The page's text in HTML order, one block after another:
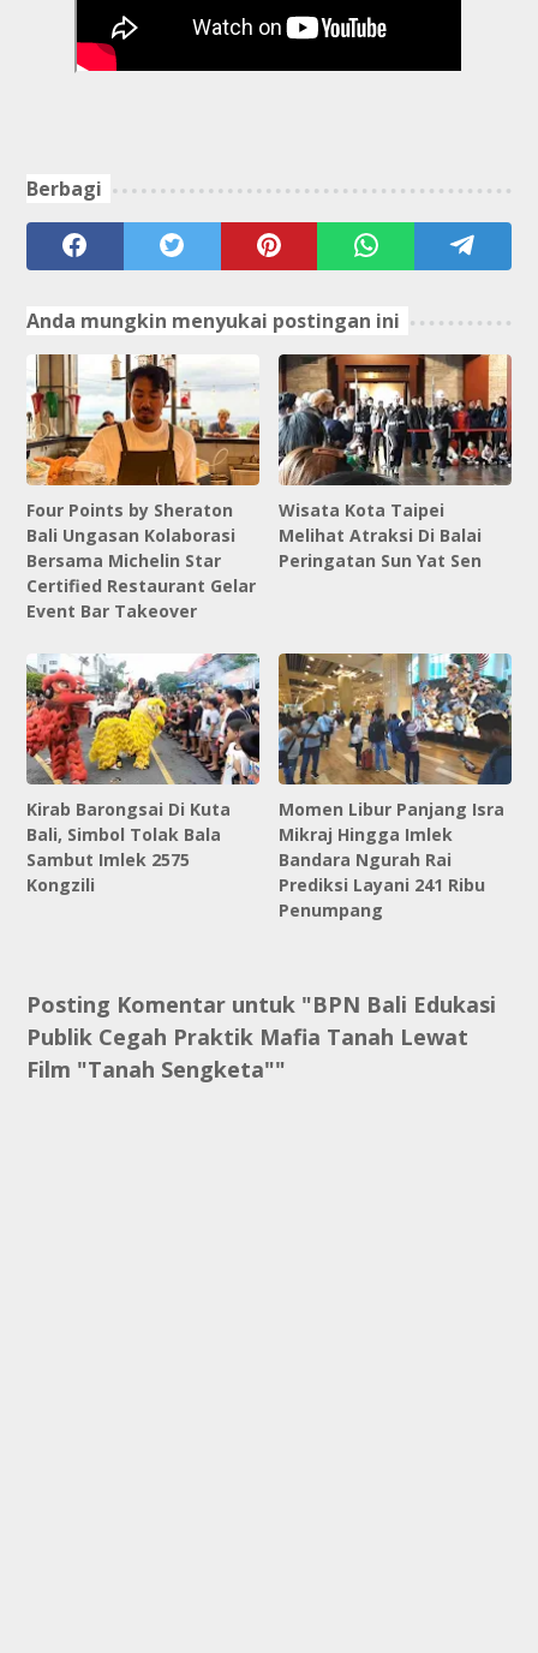
Berbagi
Anda mungkin menyukai postingan ini
Four Points by Sheraton
Bali Ungasan Kolaborasi
Bersama Michelin Star
Certified Restaurant Gelar
Event Bar Takeover
Wisata Kota Taipei
Melihat Atraksi Di Balai
Peringatan Sun Yat Sen
Kirab Barongsai Di Kuta
Bali, Simbol Tolak Bala
Sambut Imlek 2575
Kongzili
Momen Libur Panjang Isra
Mikraj Hingga Imlek
Bandara Ngurah Rai
Prediksi Layani 241 Ribu
Penumpang
Posting Komentar untuk "BPN Bali Edukasi
Publik Cegah Praktik Mafia Tanah Lewat
Film "Tanah Sengketa""